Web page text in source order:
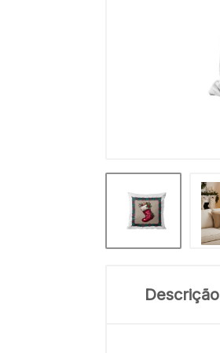
Descrição